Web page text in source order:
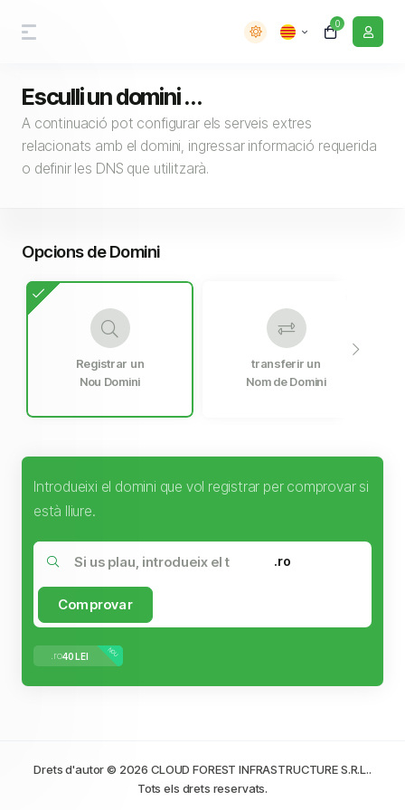
0
Esculli un domini ...
A continuació pot configurar els serveis extres
relacionats amb el domini, ingressar informació requerida
o definir les DNS que utilitzarà.
Opcions de Domini
Registrar un
Nou Domini
transferir un
Nom de Domini
Introdueixi el domini que vol registrar per comprovar si
està lliure.
.ro
Comprovar
NOU
.ro40 LEI
Drets d'autor © 2026 CLOUD FOREST INFRASTRUCTURE S.R.L..
Tots els drets reservats.